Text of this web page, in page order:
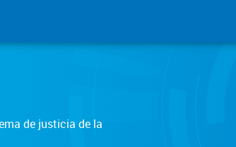
de justicia de la